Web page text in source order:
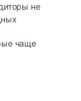
не
чаще